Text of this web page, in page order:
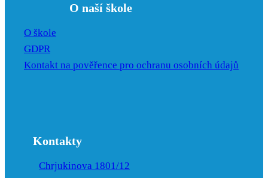
O naší škole
O škole
GDPR
Kontakt na pověřence pro ochranu osobních údajů
Kontakty
Chrjukinova 1801/12